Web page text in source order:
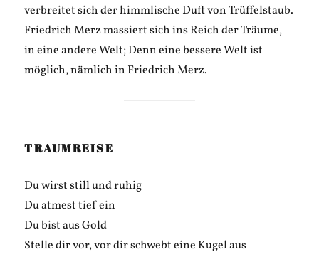
verbreitet sich der himmlische Duft von Trüffelstaub.
Friedrich Merz massiert sich ins Reich der Träume,
in eine andere Welt; Denn eine bessere Welt ist
möglich, nämlich in Friedrich Merz.
TRAUMREISE
Du wirst still und ruhig
Du atmest tief ein
Du bist aus Gold
Stelle dir vor, vor dir schwebt eine Kugel aus